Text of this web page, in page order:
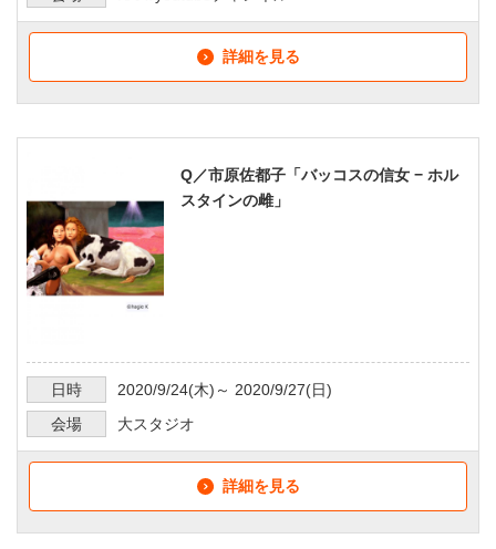
詳細を見る
Q／市原佐都子「バッコスの信女 − ホル
スタインの雌」
日時 2020/9/24(木)～ 2020/9/27(日)
会場
大スタジオ
詳細を見る